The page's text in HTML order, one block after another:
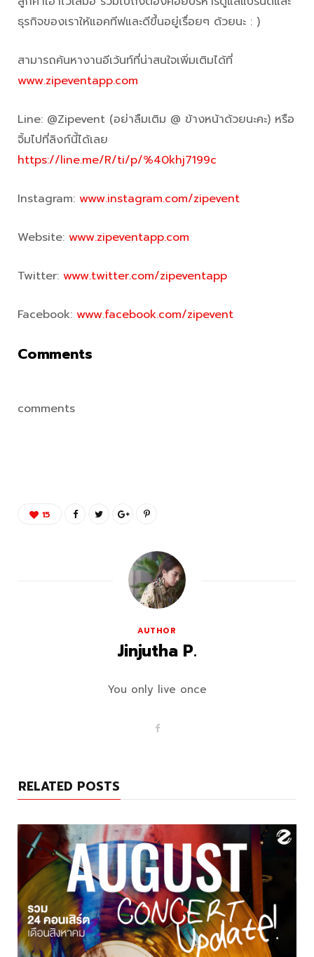
ธุรกิจของเราให้แอคทีฟและดีขึ้นอยู่เรื่อยๆ ด้วยนะ : )
สามารถค้นหางานอีเว้นท์ที่น่าสนใจเพิ่มเติมได้ที่
www.zipeventapp.com
Line: @Zipevent (อย่าลืมเติม @ ข้างหน้าด้วยนะคะ) หรือ
จิ้มไปที่ลิงก์นี้ได้เลย
https://line.me/R/ti/p/%40khj7199c
Instagram: www.instagram.com/zipevent
Website: www.zipeventapp.com
Twitter: www.twitter.com/zipeventapp
Facebook: www.facebook.com/zipevent
Comments
comments
15
AUTHOR
Jinjutha P.
You only live once
F
RELATED POSTS